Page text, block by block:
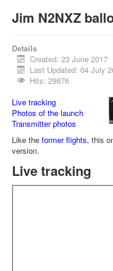
Jim N2NXZ
Details
Created: 23 June 2017
Last Updated: 04 July
Hits: 29876
Live tracking
Photos of the launch
Transmitter photos
Like the former flights, this
version.
Live tracking